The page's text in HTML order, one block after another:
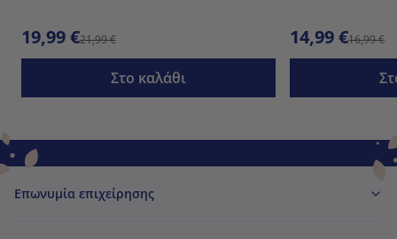
19,99 €21,99 €
Στο καλάθι
14,99 €16,99 €
Επωνυμία επιχείρησης